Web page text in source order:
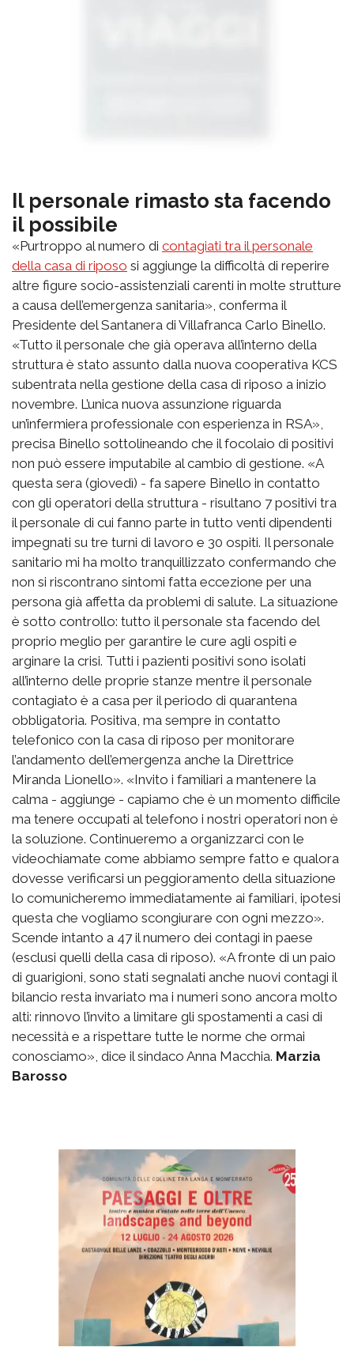
Il personale rimasto sta facendo
il possibile
«Purtroppo al numero di contagiati tra il personale
della casa di riposo si aggiunge la difficoltà di reperire
altre figure socio-assistenziali carenti in molte strutture
a causa dell’emergenza sanitaria», conferma il
Presidente del Santanera di Villafranca Carlo Binello.
«Tutto il personale che già operava all’interno della
struttura è stato assunto dalla nuova cooperativa KCS
subentrata nella gestione della casa di riposo a inizio
novembre. L’unica nuova assunzione riguarda
un’infermiera professionale con esperienza in RSA»,
precisa Binello sottolineando che il focolaio di positivi
non può essere imputabile al cambio di gestione. «A
questa sera (giovedì) - fa sapere Binello in contatto
con gli operatori della struttura - risultano 7 positivi tra
il personale di cui fanno parte in tutto venti dipendenti
impegnati su tre turni di lavoro e 30 ospiti. Il personale
sanitario mi ha molto tranquillizzato confermando che
non si riscontrano sintomi fatta eccezione per una
persona già affetta da problemi di salute. La situazione
è sotto controllo: tutto il personale sta facendo del
proprio meglio per garantire le cure agli ospiti e
arginare la crisi. Tutti i pazienti positivi sono isolati
all’interno delle proprie stanze mentre il personale
contagiato è a casa per il periodo di quarantena
obbligatoria. Positiva, ma sempre in contatto
telefonico con la casa di riposo per monitorare
l’andamento dell’emergenza anche la Direttrice
Miranda Lionello». «Invito i familiari a mantenere la
calma - aggiunge - capiamo che è un momento difficile
ma tenere occupati al telefono i nostri operatori non è
la soluzione. Continueremo a organizzarci con le
videochiamate come abbiamo sempre fatto e qualora
dovesse verificarsi un peggioramento della situazione
lo comunicheremo immediatamente ai familiari, ipotesi
questa che vogliamo scongiurare con ogni mezzo».
Scende intanto a 47 il numero dei contagi in paese
(esclusi quelli della casa di riposo). «A fronte di un paio
di guarigioni, sono stati segnalati anche nuovi contagi il
bilancio resta invariato ma i numeri sono ancora molto
alti: rinnovo l’invito a limitare gli spostamenti a casi di
necessità e a rispettare tutte le norme che ormai
conosciamo», dice il sindaco Anna Macchia. Marzia
Barosso